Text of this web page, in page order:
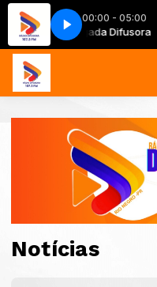
00:00 - 05:00
Madrugada Difusora
Notícias